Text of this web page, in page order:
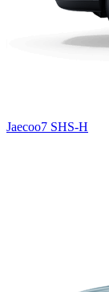
Jaecoo7 SHS-H